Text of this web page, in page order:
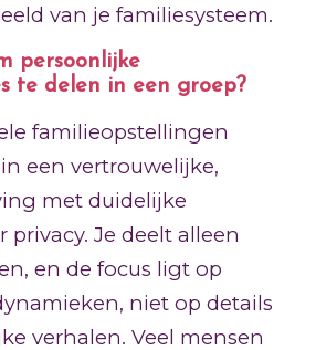
van je familiesysteem.
persoonlijke
te delen in een groep?
familieopstellingen
een vertrouwelijke,
met duidelijke
privacy. Je deelt alleen
en de focus ligt op
niet op details
verhalen. Veel mensen